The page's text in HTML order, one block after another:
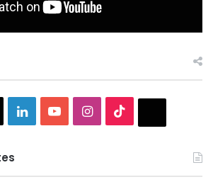
LinkedInYouTubeInstagram